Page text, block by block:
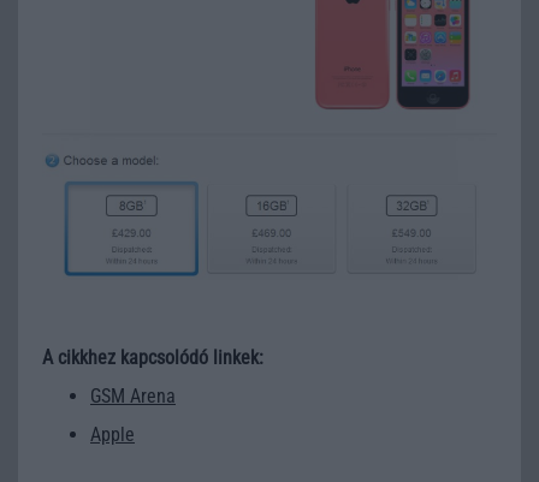
A cikkhez kapcsolódó linkek:
GSM Arena
Apple